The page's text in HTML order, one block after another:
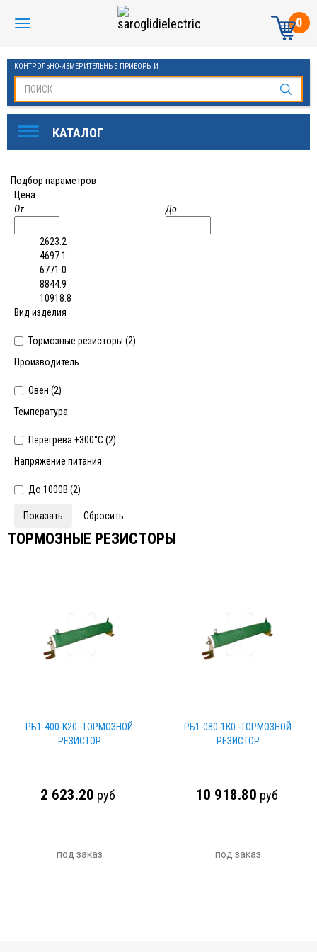
0
КОНТРОЛЬНО-ИЗМЕРИТЕЛЬНЫЕ ПРИБОРЫ И
Подбор параметров
Цена
От
До
2623.2
4697.1
6771.0
8844.9
10918.8
Вид изделия
Тормозные резисторы (2)
Производитель
Овен (2)
Температура
Перегрева +300°С (2)
Напряжение питания
До 1000В (2)
ТОРМОЗНЫЕ РЕЗИСТОРЫ
РБ1-400-К20 -ТОРМОЗНОЙ
РЕЗИСТОР
2 623.20 руб
под заказ
РБ1-080-1К0 -ТОРМОЗНОЙ
РЕЗИСТОР
10 918.80 руб
под заказ